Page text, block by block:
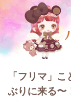
「フリマ」
ぶりに来る〜